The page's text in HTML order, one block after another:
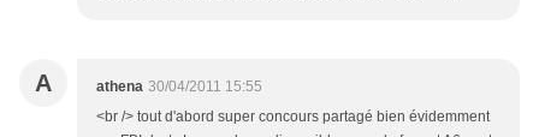
A athena 30/04/2011 15:55
<br /> tout d'abord super concours partagé bien évidemment